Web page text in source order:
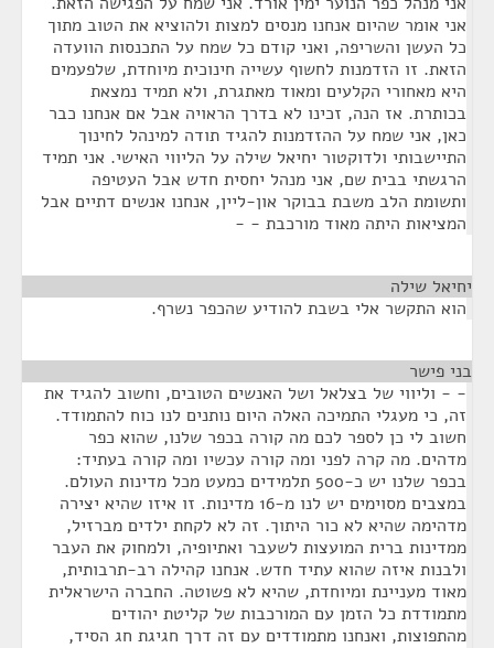
אני אומר שהיום אנחנו מנסים למצות ולהוציא את הטוב מתוך
כל העשן והשריפה, ואני קודם כל שמח על התכנסות הוועדה
הזאת. זו הזדמנות לחשוף עשייה חינוכית מיוחדת, שלפעמים
היא מאחורי הקלעים ומאוד מאתגרת, ולא תמיד נמצאת
בכותרת. אז הנה, זכינו לא בדרך הראויה אבל אם אנחנו כבר
כאן, אני שמח על ההזדמנות להגיד תודה למינהל לחינוך
התיישבותי ולדוקטור יחיאל שילה על הליווי האישי. אני תמיד
הרגשתי בבית שם, אני מנהל יחסית חדש אבל העטיפה
ותשומת הלב משבת בבוקר און-ליין, אנחנו אנשים דתיים אבל
המציאות היתה מאוד מורכבת - -
יחיאל שילה
הוא התקשר אלי בשבת להודיע שהכפר נשרף.
בני פישר
- - וליווי של בצלאל ושל האנשים הטובים, וחשוב להגיד את
זה, כי מעגלי התמיכה האלה היום נותנים לנו כוח להתמודד.
חשוב לי כן לספר לכם מה קורה בכפר שלנו, שהוא כפר
מדהים. מה קרה לפני ומה קורה עכשיו ומה קורה בעתיד:
בכפר שלנו יש כ-500 תלמידים כמעט מכל מדינות העולם.
במצבים מסוימים יש לנו מ-16 מדינות. זו איזו שהיא יצירה
מדהימה שהיא לא כור היתוך. זה לא לקחת ילדים מברזיל,
ממדינות ברית המועצות לשעבר ואתיופיה, ולמחוק את העבר
ולבנות איזה שהוא עתיד חדש. אנחנו קהילה רב-תרבותית,
מאוד מעניינת ומיוחדת, שהיא לא פשוטה. החברה הישראלית
מתמודדת כל הזמן עם המורכבות של קליטת יהודים
מהתפוצות, ואנחנו מתמודדים עם זה דרך חגיגת חג הסיד,